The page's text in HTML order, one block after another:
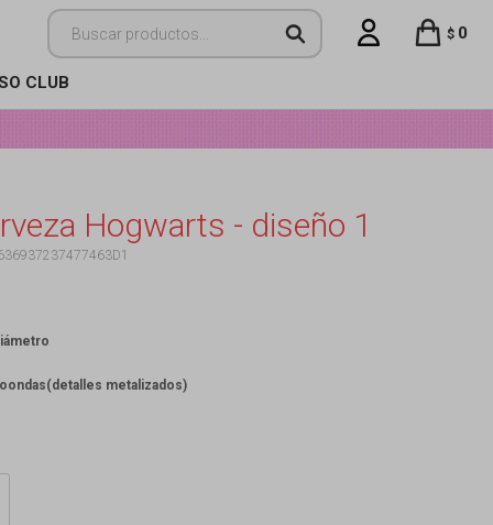
CLUB
$ 0
Hogwarts - diseño 1
metalizados)